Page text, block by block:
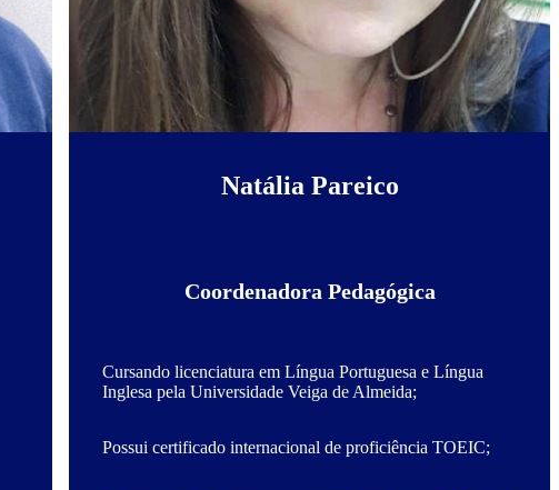
Natália Pareico
Coordenadora Pedagógica
Cursando licenciatura em Língua Portuguesa e Língua
Inglesa pela Universidade Veiga de Almeida;
Possui certificado internacional de proficiência TOEIC;